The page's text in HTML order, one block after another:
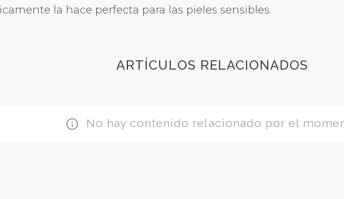
la hace perfecta para las pieles sensibles.
ARTÍCULOS RELACIONADOS
info_outline No hay contenido relacionado por el